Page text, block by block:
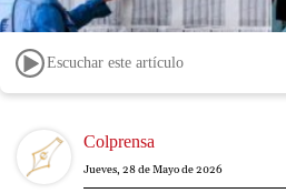
Escuchar este artículo
Image Colprensa
Jueves, 28 de Mayo de 2026